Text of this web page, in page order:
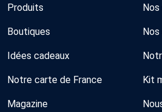
Produits
Boutiques
Idées cadeaux
Notre carte de France
Magazine
Kit